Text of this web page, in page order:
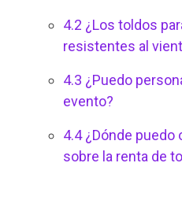
4.2 ¿Los toldos
resistentes al
4.3 ¿Puedo
evento?
4.4¿Dónde puedo
sobre la renta de